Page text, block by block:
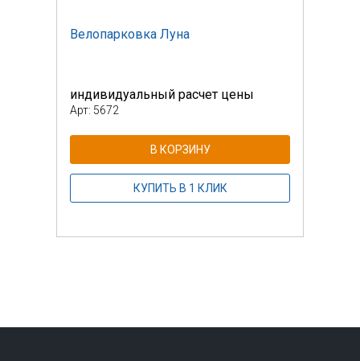
Велопарковка Луна
индивидуальный расчет цены
Арт: 5672
В КОРЗИНУ
КУПИТЬ В 1 КЛИК